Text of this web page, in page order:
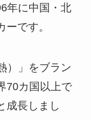
年に中国・北
です。
）」をブラン
70カ国以上で
成長しまし